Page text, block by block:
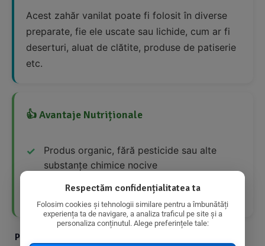
Acest zahăr vanilat poate fi folosit în diverse
preparate, fie ele uscate sau lichide, cum ar fi
deserturi, aluat de clătite, produse de patiserie
etc.
👍 Avantaje Nutriționale
Produs organic, fără pesticide sau alte
substanțe chimice nocive
Conține extract natural de vanilie
Produse din aceeasi categorie cu produsul ales
Respectăm confidențialitatea ta
Folosim cookies și tehnologii similare pentru a îmbunătăți
experiența ta de navigare, a analiza traficul pe site și a
personaliza conținutul. Alege preferințele tale: